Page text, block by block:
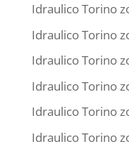
Idraulico Torino
Idraulico Torino
Idraulico Torino
Idraulico Torino
Idraulico Torino
Idraulico Torino